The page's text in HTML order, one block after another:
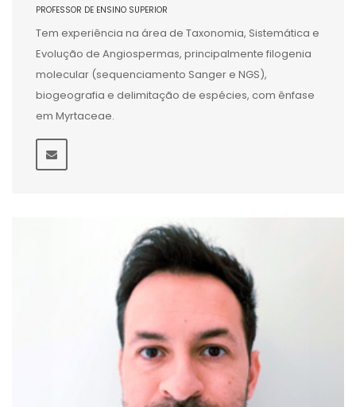
PROFESSOR DE ENSINO SUPERIOR
Tem experiência na área de Taxonomia, Sistemática e
Evolução de Angiospermas, principalmente filogenia
molecular (sequenciamento Sanger e NGS),
biogeografia e delimitação de espécies, com ênfase
em Myrtaceae.